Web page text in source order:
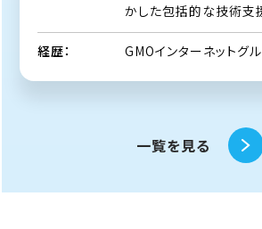
かした包括的な技術支
経歴： GMOインターネットグ
一覧を見る